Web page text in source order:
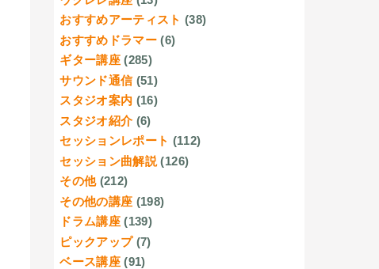
おすすめアーティスト (38)
おすすめドラマー (6)
ギター講座 (285)
サウンド通信 (51)
スタジオ案内 (16)
スタジオ紹介 (6)
セッションレポート (112)
セッション曲解説 (126)
その他 (212)
その他の講座 (198)
ドラム講座 (139)
ピックアップ (7)
ベース講座 (91)